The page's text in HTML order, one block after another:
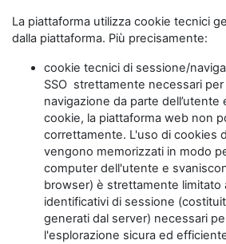
La piattaforma utilizza cookie tecnici
dalla piattaforma. Più precisamente:
cookie tecnici di sessione/
SSO strettamente necessari
navigazione da parte dell’utente
cookie, la piattaforma web non
correttamente. L'uso di cookies
vengono memorizzati in modo
computer dell'utente e
browser) è strettamente limitato
identificativi di sessione
generati dal server) necessari
l'esplorazione sicura ed